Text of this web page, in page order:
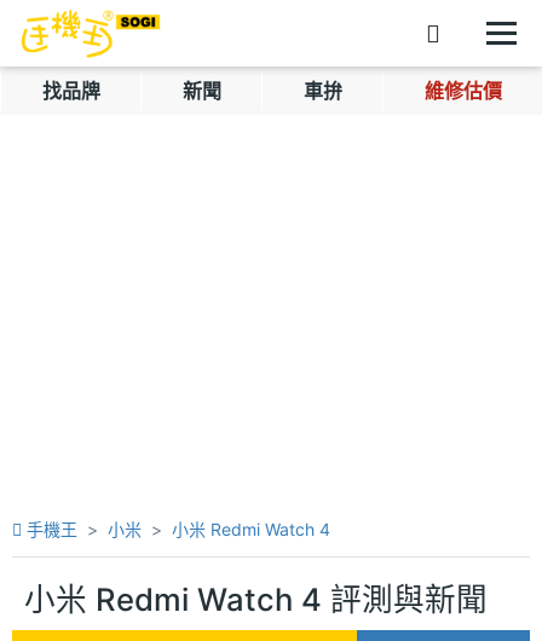
找品牌 新聞 車拚 維修估價
手機王 小米 小米 Redmi Watch 4
小米 Redmi Watch 4 評測與新聞